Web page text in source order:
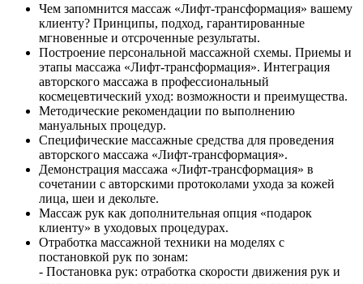
Чем запомнится массаж «Лифт-трансформация» вашему
клиенту? Принципы, подход, гарантированные
мгновенные и отсроченные результаты.
Построение персональной массажной схемы. Приемы и
этапы массажа «Лифт-трансформация». Интеграция
авторского массажа в профессиональный
космецевтический уход: возможности и преимущества.
Методические рекомендации по выполнению
мануальных процедур.
Специфические массажные средства для проведения
авторского массажа «Лифт-трансформация».
Демонстрация массажа «Лифт-трансформация» в
сочетании с авторскими протоколами ухода за кожей
лица, шеи и декольте.
Массаж рук как дополнительная опция «подарок
клиенту» в уходовых процедурах.
Отработка массажной техники на моделях с
постановкой рук по зонам:
- Постановка рук: отработка скорости движения рук и